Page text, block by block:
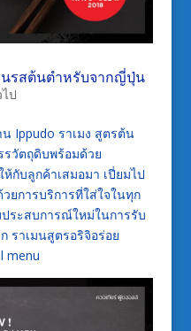
นรสต้นตำหรับจากญี่ปุ่น
ป
น Ippudo ราเมง สูตรต้น
วัตถุดิบพร้อมด้วย
กับลูกค้าเสมอมา เปี่ยมไป
ยการบริการที่ใส่ใจในทุก
ระสบการณ์ใหม่ในการรับ
ราเมนสูตรอริจิอร่อย
menu